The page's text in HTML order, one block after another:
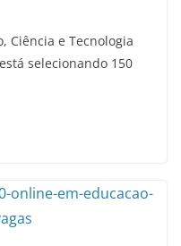
Ciência e Tecnologia
selecionando 150